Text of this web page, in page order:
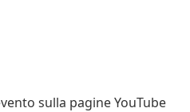
sulla pagine YouTube